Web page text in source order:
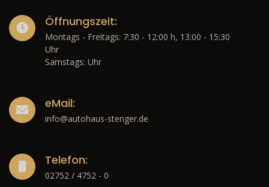
Öffnungszeit:
Montags - Freitags: 7:30 - 12:00 h, 13:00 - 15:30
Uhr
Samstags: Uhr
eMail:
info@autohaus-stenger.de
Telefon:
02752 / 4752 - 0